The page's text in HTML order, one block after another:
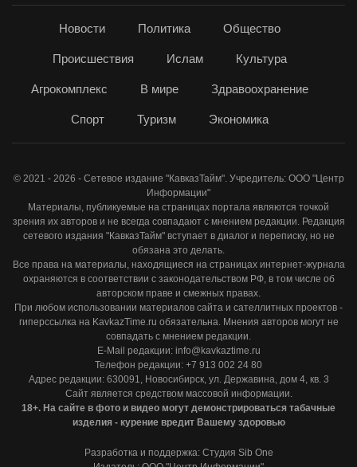
Новости Политика Общество
Происшествия Ислам Культура
Агрокомплекс В мире Здравоохранение
Спорт Туризм Экономика
© 2021 - 2026 - Сетевое издание "КавказТайм". Учредитель: ООО "Центр
Информации"
Материалы, публикуемые на страницах портала являются точкой
зрения их авторов и не всегда совпадают с мнением редакции. Редакция
сетевого издания "КавказТайм" вступает в диалог и переписку, но не
обязана это делать.
Все права на материалы, находящиеся на страницах интернет-журнала
охраняются в соответствии с законодательством РФ, в том числе об
авторском праве и смежных правах.
При любом использовании материалов сайта и сателлитных проектов -
гиперссылка на KavkazTime.ru обязательна. Мнения авторов могут не
совпадать с мнением редакции.
E-Mail редакции: info@kavkaztime.ru
Телефон редакции: +7 913 002 24 80
Адрес редакции: 630091, Новосибирск, ул. Державина, дом 4, кв. 3
Сайт является средством массовой информации.
18+. На сайте в фото и видео могут демонстрироваться табачные
изделия - курение вредит Вашему здоровью
Разработка и поддержка: Студия Sib One